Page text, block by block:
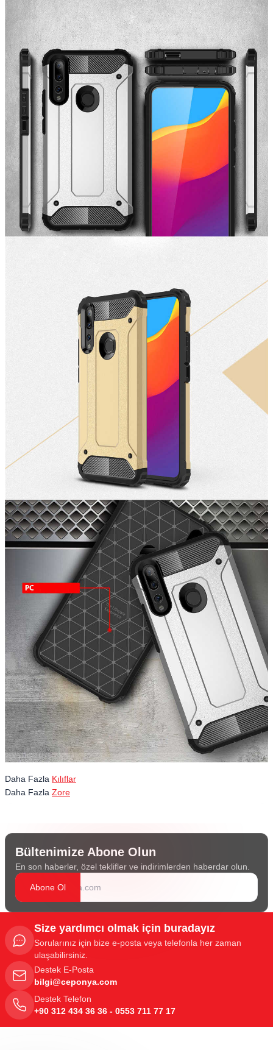
Daha Fazla Kılıflar
Daha Fazla Zore
Bültenimize Abone Olun
En son haberler, özel teklifler ve indirimlerden haberdar olun.
Abone Ol
Size yardımcı olmak için buradayız
Sorularınız için bize e-posta veya telefonla her zaman
ulaşabilirsiniz.
Destek E-Posta
bilgi@ceponya.com
Destek Telefon
+90 312 434 36 36 - 0553 711 77 17